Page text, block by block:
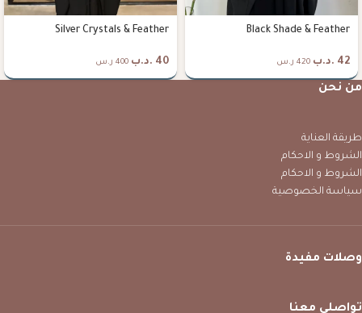
Black Shade & Feather
42 .د.ب 420 ر.س
Silver Crystals & Feather
40 .د.ب 400 ر.س
من نحن
طريقة العناية
الشروط و الاحكام
الشروط و الاحكام
سياسة الخصوصية
وصلات مفيدة
تواصلي معنا